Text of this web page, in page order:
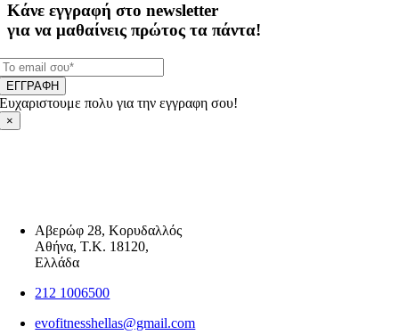
Κάνε εγγραφή στο newsletter
για να μαθαίνεις πρώτος τα πάντα!
ΕΓΓΡΑΦΗ
Ευχαριστουμε πολυ για την εγγραφη σου!
×
Αβερώφ 28, Κορυδαλλός
Αθήνα, Τ.Κ. 18120,
Ελλάδα
212 1006500
evofitnesshellas@gmail.com